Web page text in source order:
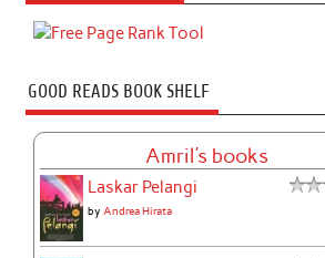
GOOD READS BOOK SHELF
Amril's books
Laskar Pelangi
byAndrea Hirata